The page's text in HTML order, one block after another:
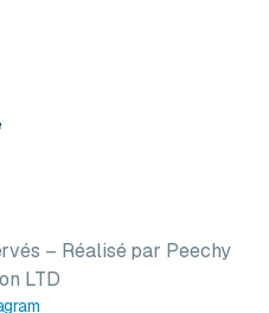
– Réalisé par Peechy
LTD